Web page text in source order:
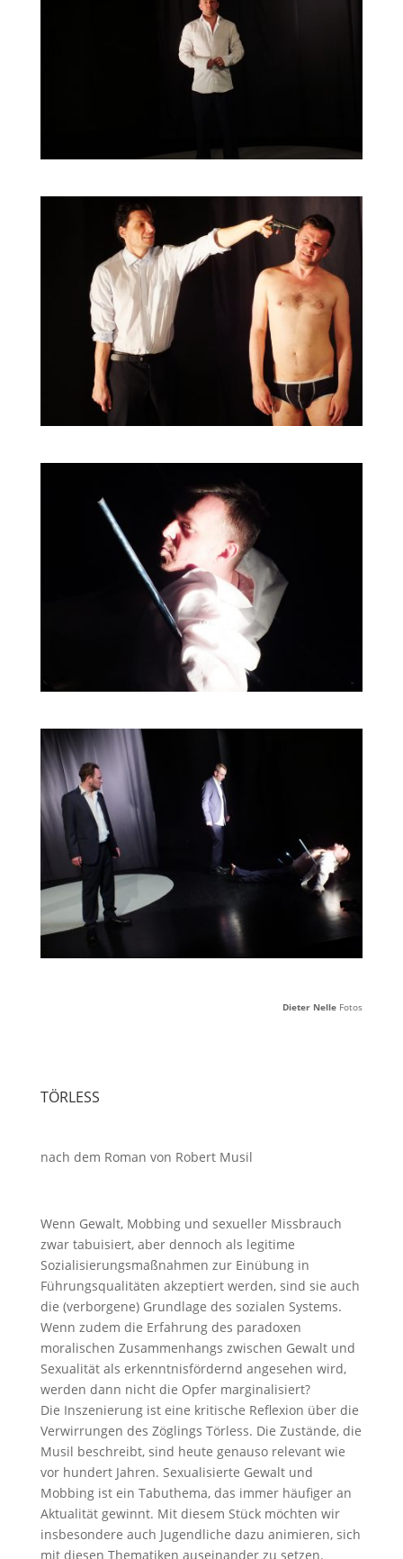
Dieter Nelle Fotos
TÖRLESS
nach dem Roman von Robert Musil
Wenn Gewalt, Mobbing und sexueller Missbrauch
zwar tabuisiert, aber dennoch als legitime
Sozialisierungsmaßnahmen zur Einübung in
Führungsqualitäten akzeptiert werden, sind sie auch
die (verborgene) Grundlage des sozialen Systems.
Wenn zudem die Erfahrung des paradoxen
moralischen Zusammenhangs zwischen Gewalt und
Sexualität als erkenntnisfördernd angesehen wird,
werden dann nicht die Opfer marginalisiert?
Die Inszenierung ist eine kritische Reflexion über die
Verwirrungen des Zöglings Törless. Die Zustände, die
Musil beschreibt, sind heute genauso relevant wie
vor hundert Jahren. Sexualisierte Gewalt und
Mobbing ist ein Tabuthema, das immer häufiger an
Aktualität gewinnt. Mit diesem Stück möchten wir
insbesondere auch Jugendliche dazu animieren, sich
mit diesen Thematiken auseinander zu setzen.